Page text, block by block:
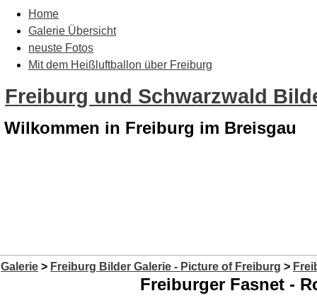
Home
Galerie Übersicht
neuste Fotos
Mit dem Heißluftballon über Freiburg
Freiburg und Schwarzwald
Wilkommen in Freiburg im Breisgau
Galerie > Freiburg Bilder Galerie - Picture of Freiburg >
Freiburger Fasnet -